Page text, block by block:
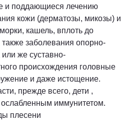
и поддающиеся лечению
кожи (дерматозы, микозы) и
кашель, вплоть до
заболевания опорно-
или же суставно-
происхождения головные
и даже истощение.
прежде всего, дети ,
иммунитетом.